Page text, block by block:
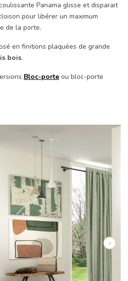
Panama glisse et disparait
pour libérer un maximum
de la porte.
en finitions plaquées de grande
bois.
Bloc-porte ou bloc-porte